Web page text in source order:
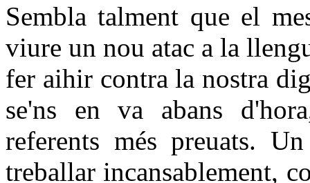
Sembla talment que el
viure un nou atac a la
fer aihir contra la nostra
se'ns en va abans
referents més preuats.
treballar incansablement,